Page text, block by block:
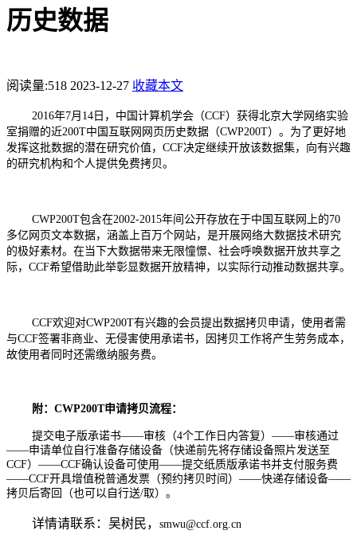
历史数据
阅读量:518 2023-12-27 收藏本文
2016年7月14日，中国计算机学会（CCF）获得北京大学网络实验
室捐赠的近200T中国互联网网页历史数据（CWP200T）。为了更好地
发挥这批数据的潜在研究价值，CCF决定继续开放该数据集，向有兴趣
的研究机构和个人提供免费拷贝。
CWP200T包含在2002-2015年间公开存放在于中国互联网上的70
多亿网页文本数据，涵盖上百万个网站，是开展网络大数据技术研究
的极好素材。在当下大数据带来无限憧憬、社会呼唤数据开放共享之
际，CCF希望借助此举彰显数据开放精神，以实际行动推动数据共享。
CCF欢迎对CWP200T有兴趣的会员提出数据拷贝申请，使用者需
与CCF签署非商业、无侵害使用承诺书，因拷贝工作将产生劳务成本，
故使用者同时还需缴纳服务费。
附：CWP200T申请拷贝流程：
提交电子版承诺书——审核（4个工作日内答复）——审核通过
——申请单位自行准备存储设备（快递前先将存储设备照片发送至
CCF）——CCF确认设备可使用——提交纸质版承诺书并支付服务费
——CCF开具增值税普通发票（预约拷贝时间）——快递存储设备——
拷贝后寄回
（也可以自行送/取） 。
详情请联系：吴树民， smwu@ccf.org.cn